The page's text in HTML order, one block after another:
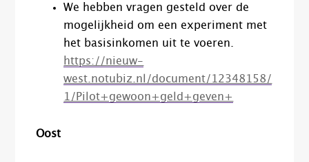
We hebben vragen gesteld over de
mogelijkheid om een experiment met
het basisinkomen uit te voeren.
https://nieuw-
west.notubiz.nl/document/12348158/
1/Pilot+gewoon+geld+geven+
Oost